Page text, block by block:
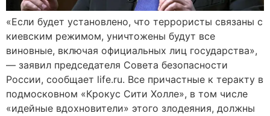
«Если будет установлено, что террористы связаны с
киевским режимом, уничтожены будут все
виновные, включая официальных лиц государства»,
— заявил председателя Совета безопасности
России, сообщает life.ru. Все причастные к теракту в
подмосковном «Крокус Сити Холле», в том числе
«идейные вдохновители» этого злодеяния, должны